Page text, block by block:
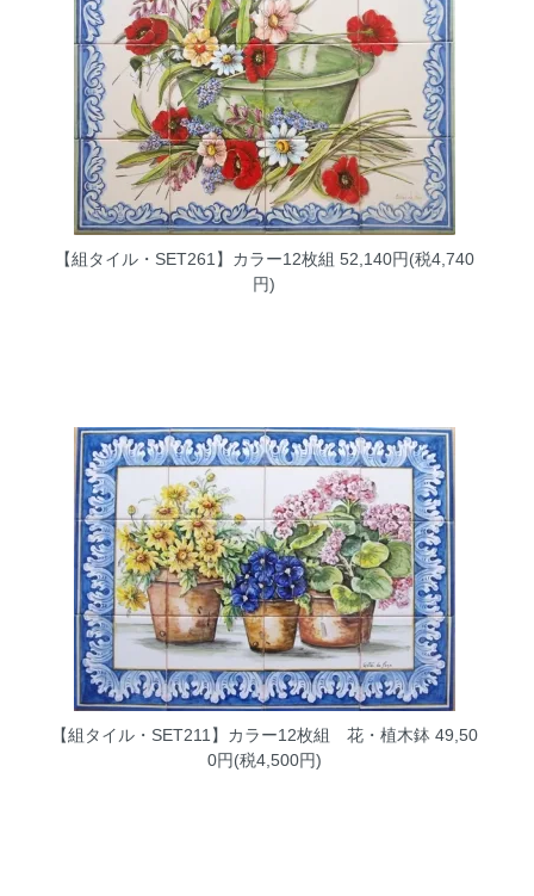
【組タイル・SET261】カラー12枚組 52,140円(税4,740
円)
【組タイル・SET211】カラー12枚組 花・植木鉢 49,50
0円(税4,500円)